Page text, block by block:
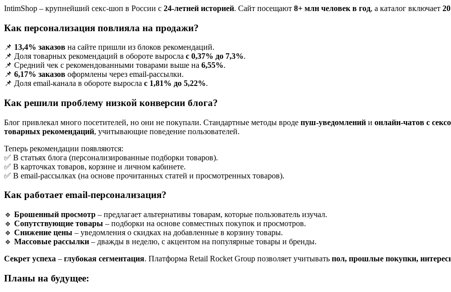
IntimShop – крупнейший секс-шоп в России с 24-летней историей. Сайт посещают 8+ млн человек в год, а каталог включает
Как персонализация повлияла на продажи?
📌 13,4% заказов на сайте пришли из блоков рекомендаций.
📌 Доля товарных рекомендаций в обороте выросла с 0,37% до 7,3%.
📌 Средний чек с рекомендованными товарами выше на 6,55%.
📌 6,17% заказов оформлены через email-рассылки.
📌 Доля email-канала в обороте выросла с 1,81% до 5,22%.
Как решили проблему низкой конверсии блога?
Блог привлекал много посетителей, но они не покупали. Стандартные методы вроде пуш-уведомлений и онлайн-чатов с
товарных рекомендаций, учитывающие поведение пользователей.
Теперь рекомендации появляются:
✅ В статьях блога (персонализированные подборки товаров).
✅ В карточках товаров, корзине и личном кабинете.
✅ В email-рассылках (на основе прочитанных статей и просмотренных товаров).
Как работает email-персонализация?
🔹 Брошенный просмотр – предлагает альтернативы товарам, которые пользователь изучал.
🔹 Сопутствующие товары – подборки на основе совместных покупок и просмотров.
🔹 Снижение цены – уведомления о скидках на добавленные в корзину товары.
🔹 Массовые рассылки – дважды в неделю, с акцентом на популярные товары и бренды.
Секрет успеха – глубокая сегментация. Платформа Retail Rocket Group позволяет учитывать пол, прошлые покупки,
Планы на будущее: